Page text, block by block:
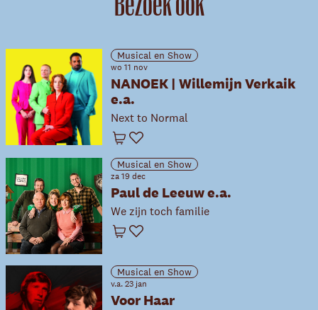
Musical en Show
wo 11 nov
NANOEK | Willemijn Verkaik
e.a.
Next to Normal
Winkelwagen
Favoriet
Musical en Show
za 19 dec
Paul de Leeuw e.a.
We zijn toch familie
Winkelwagen
Favoriet
Musical en Show
v.a. 23 jan
Voor Haar